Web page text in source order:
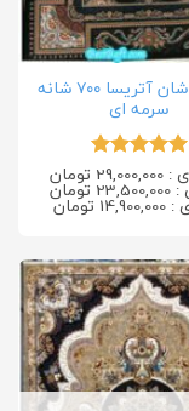
فرش کاشان آتریسا ۷۰۰ شانه
سرمه ای
امتیاز5از
5